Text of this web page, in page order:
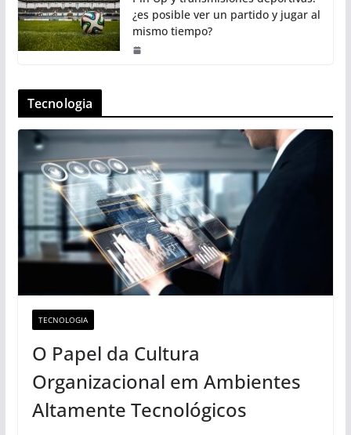
¿es posible ver un partido y jugar al
mismo tiempo?
Tecnologia
TECNOLOGIA
O Papel da Cultura
Organizacional em Ambientes
Altamente Tecnológicos